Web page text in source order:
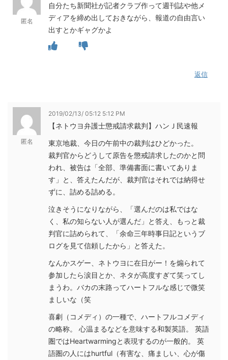
匿名
自分たち新聞社が記者クラブ作って週刊誌や他メ
ディアを締め出しておきながら、報道の自由言い
出すとかギャグかよ
返信
匿名
2019/02/13/ 05:12 5:12 PM
【ネトウヨ弁護士懲戒請求裁判】ハンＪ民速報
東京地裁、今日の午前中の裁判はひどかった。
裁判官からどうして原告を懲戒請求したのかと問
われ、被告は「全部、準備書面に書いてありま
す」と、答えたんだが、裁判官はそれでは納得せ
ずに、詰める詰める。
泣きそうになりながら、「選んだのは私ではな
く、私の知らない人が選んだ」と答え、もっと裁
判官に詰められて、「余命三年時事日記というブ
ログを見て信頼したから」と答えた。
なんかスゲー、ネトウヨに在日がー！を煽られて
参加したら涙目とか、ネタが高度すぎて笑ってし
まうわ。バカの末路ってハートフルな感じで微笑
ましいな（笑
喜劇（コメディ）の一種で、ハートフルコメディ
の略称。 心温まるなどを意味する和製英語。 英語
圏ではHeartwarmingと表現するのが一般的。 英
語圏の人にはhurtful（有害な、痛ましい、心が傷